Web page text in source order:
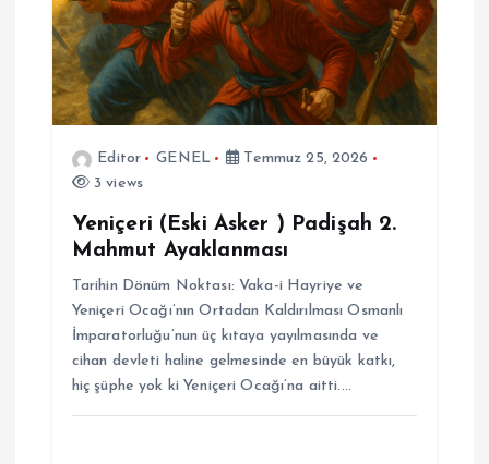
Editor GENEL
Temmuz 25, 2026
3 views
Yeniçeri (Eski Asker ) Padişah 2.
Mahmut Ayaklanması
Tarihin Dönüm Noktası: Vaka-i Hayriye ve
Yeniçeri Ocağı’nın Ortadan Kaldırılması Osmanlı
İmparatorluğu’nun üç kıtaya yayılmasında ve
cihan devleti haline gelmesinde en büyük katkı,
hiç şüphe yok ki Yeniçeri Ocağı’na aitti.…